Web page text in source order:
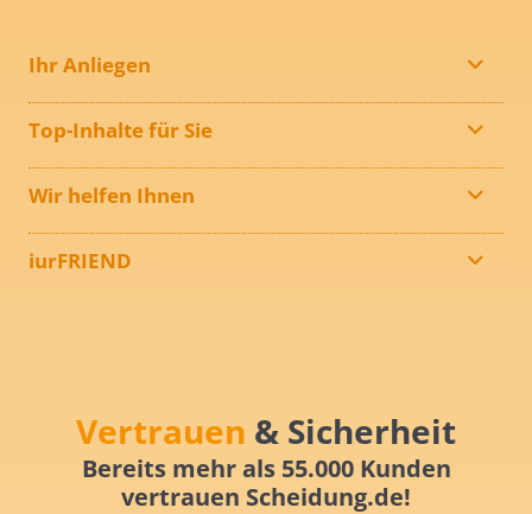
Ihr Anliegen
Top-Inhalte für Sie
Wir helfen Ihnen
iurFRIEND
Vertrauen & Sicherheit
Bereits mehr als 55.000 Kunden
vertrauen Scheidung.de!